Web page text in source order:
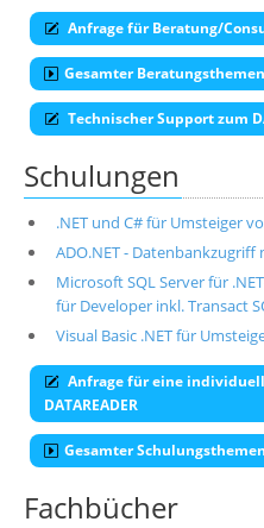
Anfrage für Beratung/
Gesamter
Technischer Support zum
Schulungen
.NET und C# für Umsteiger
ADO.NET - Datenbankzugriff
Microsoft SQL Server für
für Developer inkl. Transact
Visual Basic .NET für
Anfrage für eine
DATAREADER
Gesamter
Fachbücher